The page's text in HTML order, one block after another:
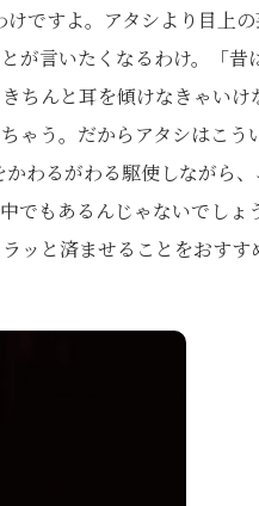
ですよ。アタシより目上
言いたくなるわけ。「昔
ちんと耳を傾けなきゃいけ
ゃう。だからアタシはこう
わるがわる駆使しながら、
でもあるんじゃないでしょ
ッと済ませることをおすす